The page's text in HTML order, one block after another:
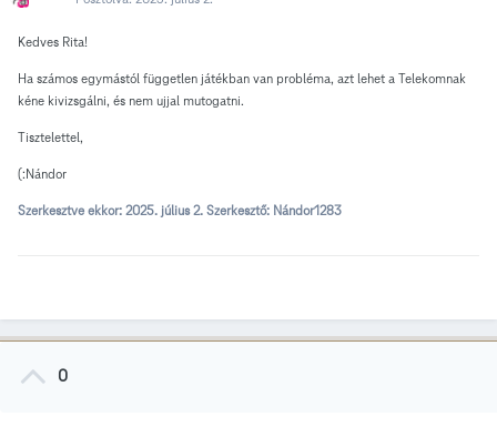
Kedves Rita!
Ha számos egymástól független játékban van probléma, azt lehet a Telekomnak
kéne kivizsgálni, és nem ujjal mutogatni.
Tisztelettel,
(:Nándor
Szerkesztve ekkor: 2025. július 2. Szerkesztő: Nándor1283
0